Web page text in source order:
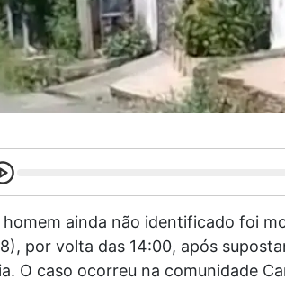
homem ainda não identificado foi
por volta das 14:00, após
O caso ocorreu na comunidade